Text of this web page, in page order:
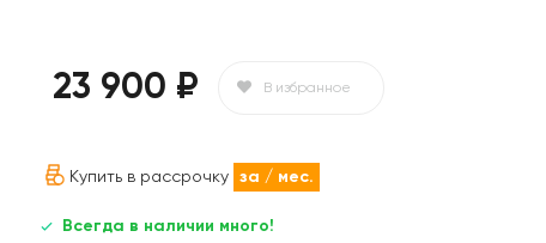
23 900 ₽ В избранное
Купить в рассрочку за / мес.
Всегда в наличии много!